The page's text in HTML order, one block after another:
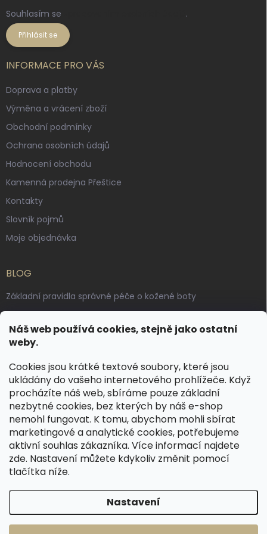
Náš web používá cookies, stejně jako ostatní
weby.
Cookies jsou krátké textové soubory, které jsou
ukládány do vašeho internetového prohlížeče. Když
procházíte náš web, sbíráme pouze základní
nezbytné cookies, bez kterých by náš e-shop
nemohl fungovat. K tomu, abychom mohli sbírat
marketingové a analytické cookies, potřebujeme
aktivní souhlas zákazníka. Více informací najdete
zde. Nastavení můžete kdykoliv změnit pomocí
tlačítka níže.
Nastavení
Souhlasím se .
Přihlásit se
INFORMACE PRO VÁS
Doprava a platby
Výměna a vrácení zboží
Obchodní podmínky
Ochrana osobních údajů
Hodnocení obchodu
Kamenná prodejna Přeštice
Kontakty
Slovník pojmů
Moje objednávka
BLOG
Základní pravidla správné péče o kožené boty
Výroba českých kožených opasků: vůně pravé kůže, dotek
řemesla
KONTAKT
dotazy@spongr.cz
+420 776 663 962
https://www.facebook.com/spongr.cz
spongr.cz